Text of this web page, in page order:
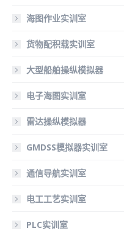
海图作业实训室
货物配积载实训室
大型船舶操纵模拟器
电子海图实训室
雷达操纵模拟器
GMDSS模拟器实训室
通信导航实训室
电工工艺实训室
PLC实训室